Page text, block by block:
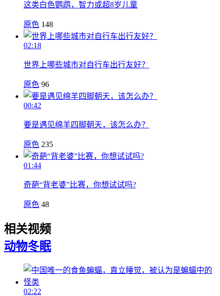
这类白色鹦鹉，智力或超8岁儿童
原色 148
02:18
世界上哪些城市对自行车出行友好？
原色 96
00:42
要是遇见绵羊四脚朝天，该怎么办？
原色 235
01:44
奇葩“背老婆”比赛，你想试试吗?
原色 48
相关视频
动物冬眠
02:22